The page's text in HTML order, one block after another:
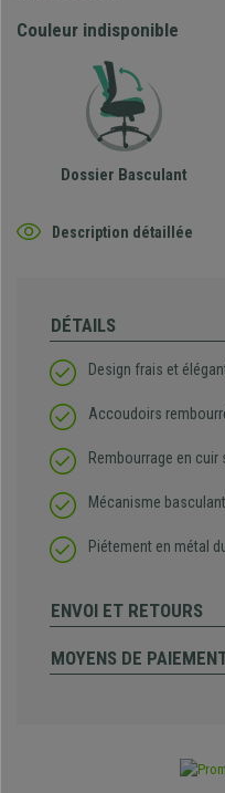
Couleur indisponible
Dossier Basculant
Description détaillée
DÉTAILS
Design frais et
Accoudoirs
Rembourrage en cuir
Mécanisme basculant
Piétement en métal
ENVOI ET RETOURS
MOYENS DE